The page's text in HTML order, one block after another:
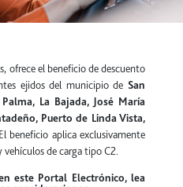
ofrece el beneficio de descuento
ejidos del municipio de San
La Bajada, José María
Puerto de Linda Vista,
beneficio aplica exclusivamente
de carga tipo C2.
este Portal Electrónico, lea